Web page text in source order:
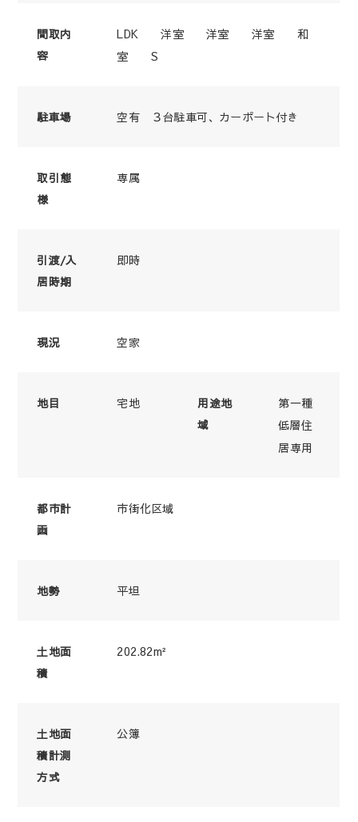
間取内
容
LDK 洋室 洋室 洋室 和
室 S
駐車場 空有 ３台駐車可、カーポート付き
取引態
様
専属
引渡/入
居時期
即時
現況 空家
地目 宅地
用途地
域
第一種
低層住
居専用
都市計
画
市街化区域
地勢 平坦
土地面
積
202.82m²
土地面
積計測
方式
公簿